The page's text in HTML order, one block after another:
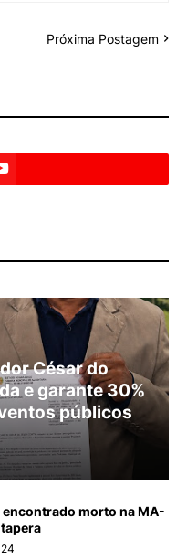
Próxima Postagem
César do
e garante 30%
públicos
morto na MA-